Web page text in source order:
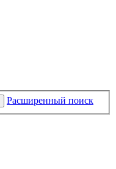
Расширенный поиск